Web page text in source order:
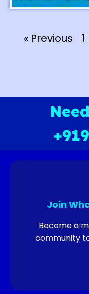
« Previous 1
Join
Become a
community